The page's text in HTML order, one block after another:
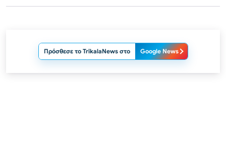
Πρόσθεσε το TrikalaNews στο Google News